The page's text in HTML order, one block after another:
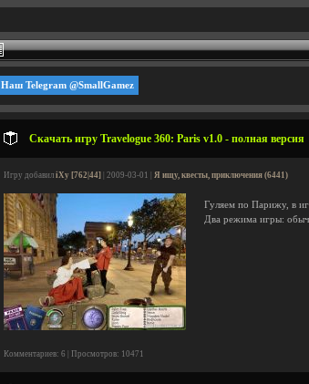
Наш Telegram @SmallGamez
Скачать игру Travelogue 360: Paris v1.0 - полная версия
Игру добавил iXy [762|44] | 2009-03-01 | Я ищу, квесты, приключения (6441)
Гуляем по Парижу, в
Два режима игры:
Комментариев: 6 | Просмотров: 10471